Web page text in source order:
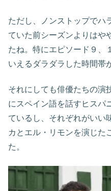
ただし、ノンストップでハ
ていた前シーズンよりはや
たね。特にエピソード９、
いえるダラダラした時間帯
それにしても俳優たちの演
にスペイン語を話すヒスパ
ているし、それぞれがいい
カとエル・リモンを演じた
た。